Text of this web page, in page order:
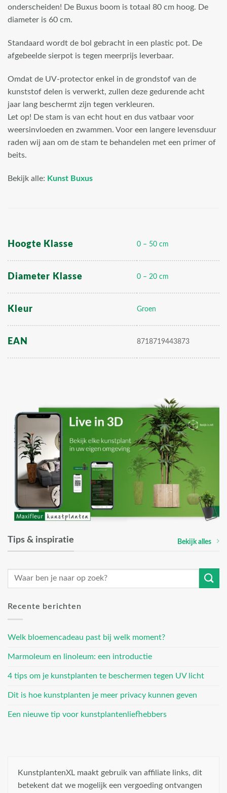
onderscheiden! De Buxus boom is totaal 80 cm hoog. De
diameter is 60 cm.
Standaard wordt de bol gebracht in een plastic pot. De
afgebeelde sierpot is tegen meerprijs leverbaar.
Omdat de UV-protector enkel in de grondstof van de
kunststof delen is verwerkt, zullen deze gedurende acht
jaar lang beschermt zijn tegen verkleuren.
Let op! De stam is van echt hout en dus vatbaar voor
weersinvloeden en zwammen. Voor een langere levensduur
raden wij aan om de stam te behandelen met een primer of
beits.
Bekijk alle: Kunst Buxus
Hoogte Klasse 0 – 50 cm
Diameter Klasse 0 – 20 cm
Kleur Groen
EAN 8718719443873
Tips & inspiratie Bekijk alles
Recente berichten
Welk bloemencadeau past bij welk moment?
Marmoleum en linoleum: een introductie
4 tips om je kunstplanten te beschermen tegen UV licht
Dit is hoe kunstplanten je meer privacy kunnen geven
Een nieuwe tip voor kunstplantenliefhebbers
KunstplantenXL maakt gebruik van affiliate links, dit
betekent dat we mogelijk een vergoeding ontvangen